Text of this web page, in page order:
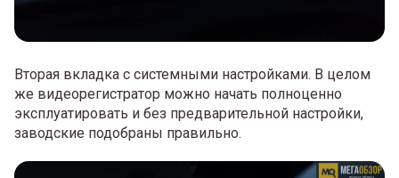
Вторая вкладка с системными настройками. В целом
же видеорегистратор можно начать полноценно
эксплуатировать и без предварительной настройки,
заводские подобраны правильно.